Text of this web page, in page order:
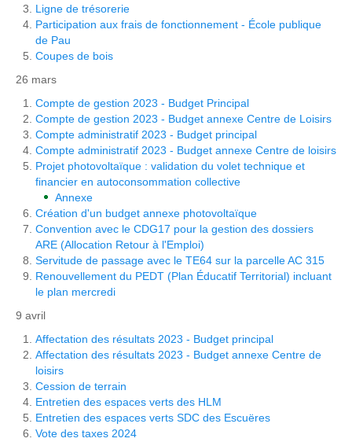
Ligne de trésorerie
Participation aux frais de fonctionnement - École publique
de Pau
Coupes de bois
26 mars
Compte de gestion 2023 - Budget Principal
Compte de gestion 2023 - Budget annexe Centre de Loisirs
Compte administratif 2023 - Budget principal
Compte administratif 2023 - Budget annexe Centre de loisirs
Projet photovoltaïque : validation du volet technique et
financier en autoconsommation collective
Annexe
Création d'un budget annexe photovoltaïque
Convention avec le CDG17 pour la gestion des dossiers
ARE (Allocation Retour à l'Emploi)
Servitude de passage avec le TE64 sur la parcelle AC 315
Renouvellement du PEDT (Plan Éducatif Territorial) incluant
le plan mercredi
9 avril
Affectation des résultats 2023 - Budget principal
Affectation des résultats 2023 - Budget annexe Centre de
loisirs
Cession de terrain
Entretien des espaces verts des HLM
Entretien des espaces verts SDC des Escuëres
Vote des taxes 2024